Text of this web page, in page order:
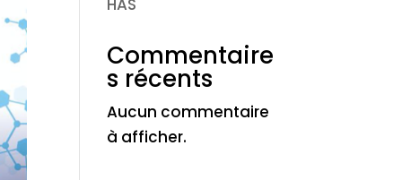
HAS
Commentaire
s récents
Aucun commentaire
à afficher.